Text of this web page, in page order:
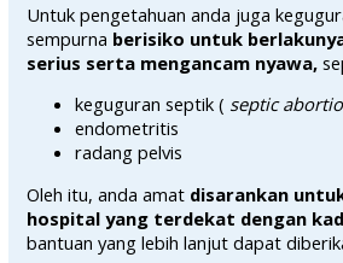
Untuk pengetahuan anda juga
sempurna berisiko untuk
serius serta mengancam nyawa,
keguguran septik ( septic
endometritis
radang pelvis
Oleh itu, anda amat disarankan
hospital yang terdekat dengan
bantuan yang lebih lanjut dapat